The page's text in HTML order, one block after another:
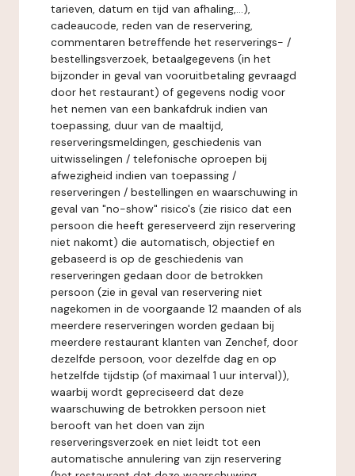
tarieven, datum en tijd van afhaling,...),
cadeaucode, reden van de reservering,
commentaren betreffende het reserverings- /
bestellingsverzoek, betaalgegevens (in het
bijzonder in geval van vooruitbetaling gevraagd
door het restaurant) of gegevens nodig voor
het nemen van een bankafdruk indien van
toepassing, duur van de maaltijd,
reserveringsmeldingen, geschiedenis van
uitwisselingen / telefonische oproepen bij
afwezigheid indien van toepassing /
reserveringen / bestellingen en waarschuwing in
geval van "no-show" risico's (zie risico dat een
persoon die heeft gereserveerd zijn reservering
niet nakomt) die automatisch, objectief en
gebaseerd is op de geschiedenis van
reserveringen gedaan door de betrokken
persoon (zie in geval van reservering niet
nagekomen in de voorgaande 12 maanden of als
meerdere reserveringen worden gedaan bij
meerdere restaurant klanten van Zenchef, door
dezelfde persoon, voor dezelfde dag en op
hetzelfde tijdstip (of maximaal 1 uur interval)),
waarbij wordt gepreciseerd dat deze
waarschuwing de betrokken persoon niet
berooft van het doen van zijn
reserveringsverzoek en niet leidt tot een
automatische annulering van zijn reservering